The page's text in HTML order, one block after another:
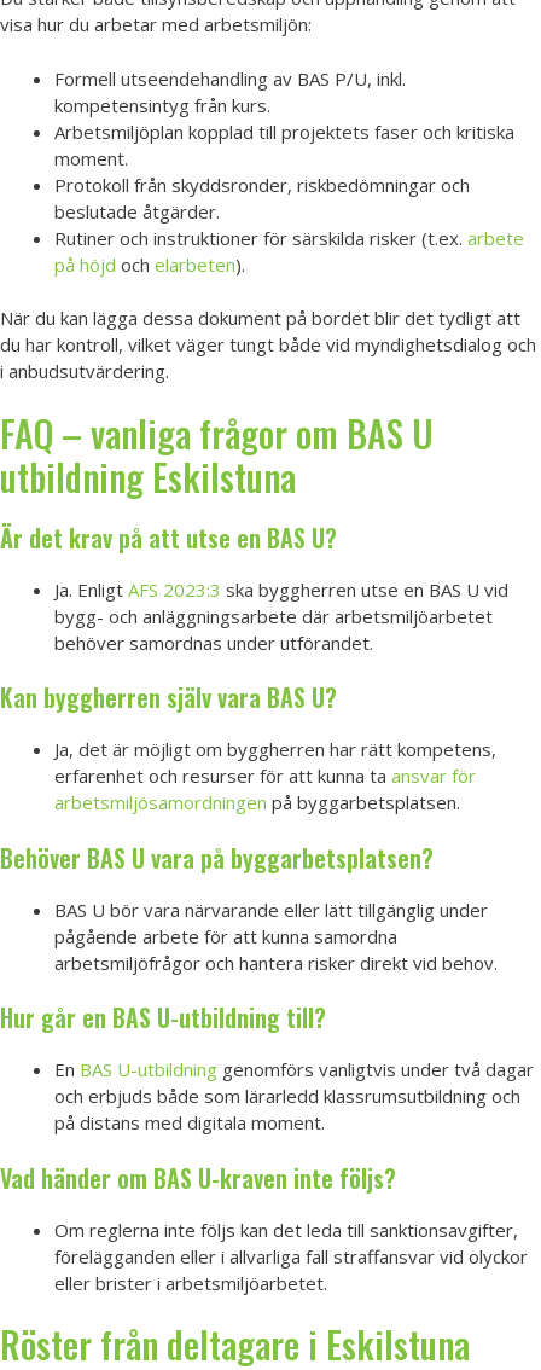
visa hur du arbetar med arbetsmiljön:
Formell utseendehandling av BAS P/U, inkl.
kompetensintyg från kurs.
Arbetsmiljöplan kopplad till projektets faser och kritiska
moment.
Protokoll från skyddsronder, riskbedömningar och
beslutade åtgärder.
Rutiner och instruktioner för särskilda risker (t.ex. arbete
på höjd och elarbeten).
När du kan lägga dessa dokument på bordet blir det tydligt att
du har kontroll, vilket väger tungt både vid myndighetsdialog och
i anbudsutvärdering.
FAQ – vanliga frågor om BAS U
utbildning Eskilstuna
Är det krav på att utse en BAS U?
Ja. Enligt AFS 2023:3 ska byggherren utse en BAS U vid
bygg- och anläggningsarbete där arbetsmiljöarbetet
behöver samordnas under utförandet.
Kan byggherren själv vara BAS U?
Ja, det är möjligt om byggherren har rätt kompetens,
erfarenhet och resurser för att kunna ta ansvar för
arbetsmiljösamordningen på byggarbetsplatsen.
Behöver BAS U vara på byggarbetsplatsen?
BAS U bör vara närvarande eller lätt tillgänglig under
pågående arbete för att kunna samordna
arbetsmiljöfrågor och hantera risker direkt vid behov.
Hur går en BAS U-utbildning till?
En BAS U-utbildning genomförs vanligtvis under två dagar
och erbjuds både som lärarledd klassrumsutbildning och
på distans med digitala moment.
Vad händer om BAS U-kraven inte följs?
Om reglerna inte följs kan det leda till sanktionsavgifter,
förelägganden eller i allvarliga fall straffansvar vid olyckor
eller brister i arbetsmiljöarbetet.
Röster från deltagare i Eskilstuna